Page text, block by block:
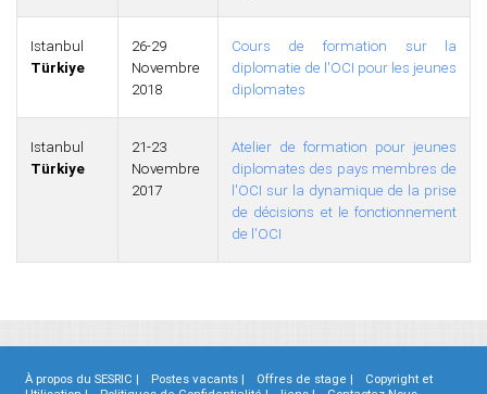
Istanbul
Türkiye
26-29
Novembre
2018
Cours de formation sur la
diplomatie de l'OCI pour les jeunes
diplomates
Istanbul
Türkiye
21-23
Novembre
2017
Atelier de formation pour jeunes
diplomates des pays membres de
l'OCI sur la dynamique de la prise
de décisions et le fonctionnement
de l'OCI
À propos du SESRIC | Postes vacants | Offres de stage |
Copyright et